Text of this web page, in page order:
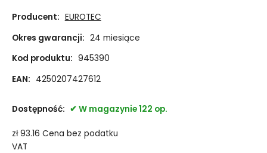
Producent: EUROTEC
Okres gwarancji: 24 miesiące
Kod produktu: 945390
EAN: 4250207427612
Dostępność: W magazynie 122 op.
zł93.16 Cena bez podatku
VAT